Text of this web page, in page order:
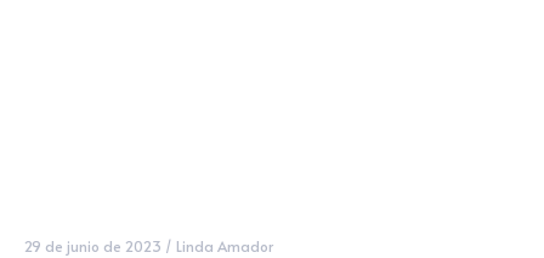
29 de junio de 2023 / Linda Amador